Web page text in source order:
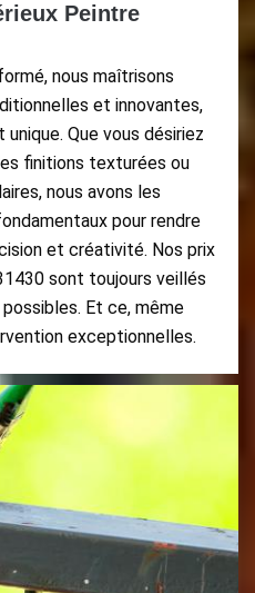
Peintre
nous maîtrisons
et innovantes,
Que vous désiriez
finitions texturées ou
nous avons les
pour rendre
et créativité. Nos prix
sont toujours veillés
Et ce, même
exceptionnelles.